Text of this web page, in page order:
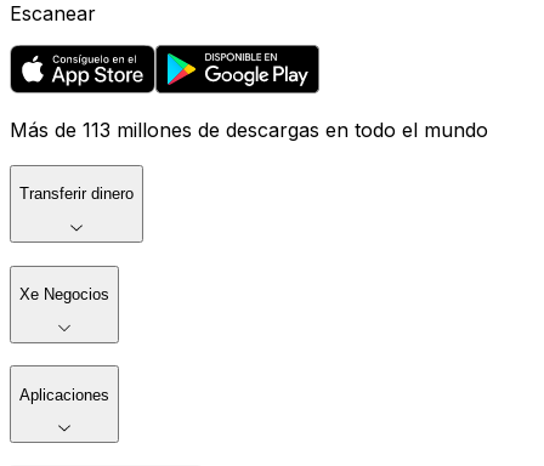
Escanear
Más de 113 millones de descargas en todo el mundo
Transferir dinero
Xe Negocios
Aplicaciones